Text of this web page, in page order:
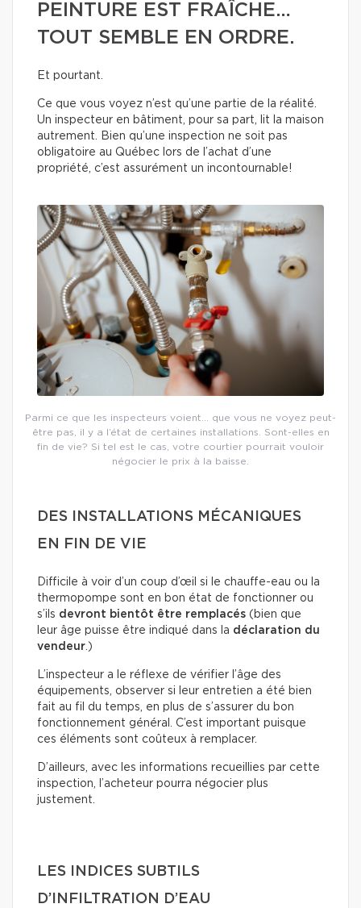
PEINTURE EST FRAÎCHE…
TOUT SEMBLE EN ORDRE.
Et pourtant.
Ce que vous voyez n’est qu’une partie de la réalité.
Un inspecteur en bâtiment, pour sa part, lit la maison
autrement. Bien qu’une inspection ne soit pas
obligatoire au Québec lors de l’achat d’une
propriété, c’est assurément un incontournable!
Parmi ce que les inspecteurs voient… que vous ne voyez peut-
être pas, il y a l’état de certaines installations. Sont-elles en
fin de vie? Si tel est le cas, votre courtier pourrait vouloir
négocier le prix à la baisse.
DES INSTALLATIONS MÉCANIQUES
EN FIN DE VIE
Difficile à voir d’un coup d’œil si le chauffe-eau ou la
thermopompe sont en bon état de fonctionner ou
s’ils devront bientôt être remplacés (bien que
leur âge puisse être indiqué dans la déclaration du
vendeur.)
L’inspecteur a le réflexe de vérifier l’âge des
équipements, observer si leur entretien a été bien
fait au fil du temps, en plus de s’assurer du bon
fonctionnement général. C’est important puisque
ces éléments sont coûteux à remplacer.
D’ailleurs, avec les informations recueillies par cette
inspection, l’acheteur pourra négocier plus
justement.
LES INDICES SUBTILS
D’INFILTRATION D’EAU